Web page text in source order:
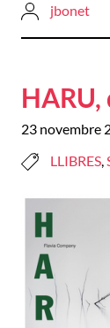
jbonet
HARU,
23 novembre
LLIBRES,